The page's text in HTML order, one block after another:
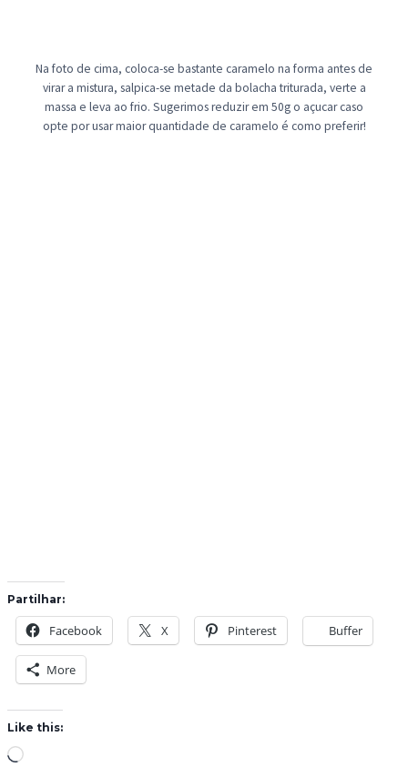
Na foto de cima, coloca-se bastante caramelo na forma antes de
virar a mistura, salpica-se metade da bolacha triturada, verte a
massa e leva ao frio. Sugerimos reduzir em 50g o açucar caso
opte por usar maior quantidade de caramelo é como preferir!
Partilhar:
Facebook X Pinterest Buffer
More
Like this:
L